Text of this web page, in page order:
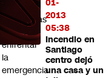
01-
2013
05:38
Incendio en
Santiago
centro dejó
una casa y un
propuestas
para
enfrentar
la
emergencia